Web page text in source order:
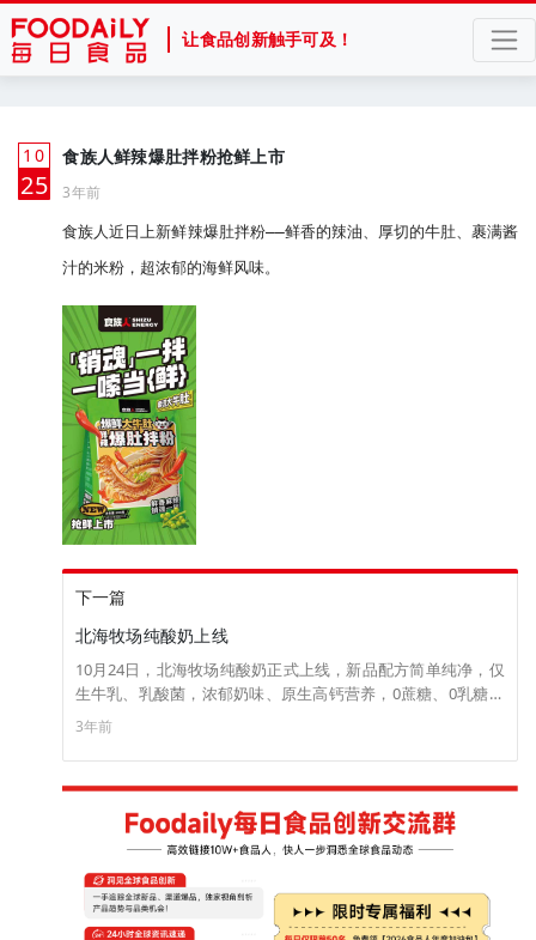
让食品创新触手可及！
10
月
25
食族人鲜辣爆肚拌粉抢鲜上市
3年前
食族人近日上新鲜辣爆肚拌粉——鲜香的辣油、厚切的牛肚、裹满酱
汁的米粉，超浓郁的海鲜风味。
下一篇
北海牧场纯酸奶上线
10月24日，北海牧场纯酸奶正式上线，新品配方简单纯净，仅
生牛乳、乳酸菌，浓郁奶味、原生高钙营养，0蔗糖、0乳糖，
现已上架北海牧场天猫旗舰店和各大电商渠道。
3年前